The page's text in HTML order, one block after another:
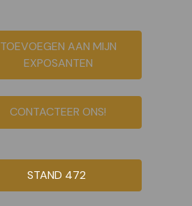
TOEVOEGEN AAN MIJN
EXPOSANTEN
CONTACTEER ONS!
STAND 472